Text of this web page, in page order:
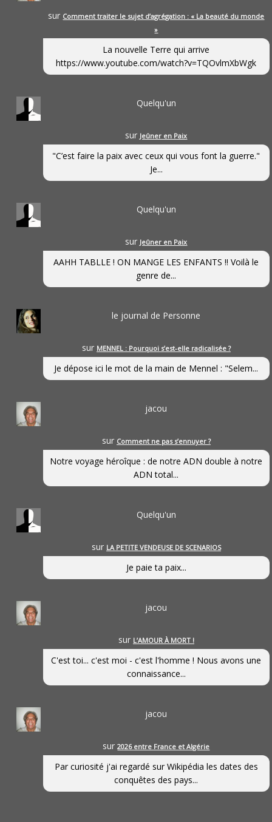
sur Comment traiter le sujet d’agrégation : « La beauté du monde
»
La nouvelle Terre qui arrive
https://www.youtube.com/watch?v=TQOvlmXbWgk
Quelqu'un
sur Jeûner en Paix
"C’est faire la paix avec ceux qui vous font la guerre."
Je...
Quelqu'un
sur Jeûner en Paix
AAHH TABLLE ! ON MANGE LES ENFANTS !! Voilà le
genre de...
le journal de Personne
sur MENNEL : Pourquoi s’est-elle radicalisée ?
Je dépose ici le mot de la main de Mennel : "Selem...
jacou
sur Comment ne pas s’ennuyer ?
Notre voyage héroîque : de notre ADN double à notre
ADN total...
Quelqu'un
sur LA PETITE VENDEUSE DE SCENARIOS
Je paie ta paix...
jacou
sur L’AMOUR À MORT !
C'est toi... c'est moi - c'est l'homme ! Nous avons une
connaissance...
jacou
sur2026 entre France et Algérie
Par curiosité j'ai regardé sur Wikipédia les dates des
conquêtes des pays...